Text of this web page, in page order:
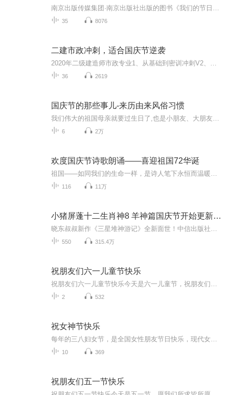
35 8076
二建市政冲刺，适合国庆节逆袭
36 2619
国庆节的那些事儿-来历由来风俗习惯
6 2万
欢度国庆节诗歌朗诵——喜迎祖国72华诞
116 11万
小猪屏蓬十二生肖神8 羊神篇国庆节开始更新啦！
550 315.4万
祝朋友们六一儿童节快乐
2 532
祝女神节快乐
10 369
祝朋友们五一节快乐